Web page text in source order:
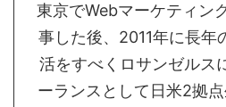
東京でWebマーケティン
事した後、2011年に長年
活をすべくロサンゼルス
ーランスとして日米2拠